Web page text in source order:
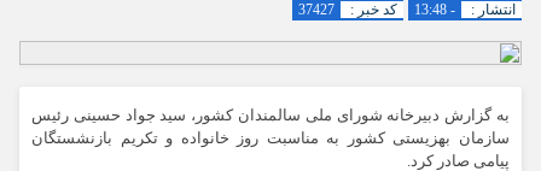
انتشار : - 13:48 کد خبر : 37427
به گزارش دبیرخانه شورای ملی سالمندان کشور، سید جواد حسینی رئیس
سازمان بهزیستی کشور به مناسبت روز خانواده و تکریم بازنشستگان
پیامی صادر کرد.